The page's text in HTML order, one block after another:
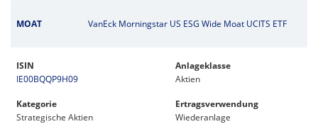
MOAT VanEck Morningstar US ESG Wide Moat UCITS ETF
ISIN
IE00BQQP9H09
Anlageklasse
Aktien
Kategorie
Strategische Aktien
Ertragsverwendung
Wiederanlage